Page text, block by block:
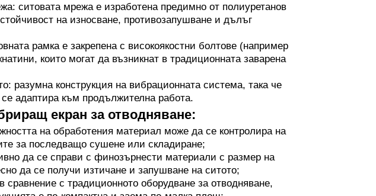
ситовата мрежа е изработена предимно от полиуретанов
на износване, противозапушване и дълъг
рамка е закрепена с високоякостни болтове (например
които могат да възникнат в традиционната заварена
разумна конструкция на вибрационната система, така че
адаптира към продължителна работа.
екран за отводняване:
на обработения материал може да се контролира на
за последващо сушене или складиране;
да се справи с финозърнести материали с размер на
да се получи изтичане и запушване на ситото;
сравнение с традиционното оборудване за отводняване,